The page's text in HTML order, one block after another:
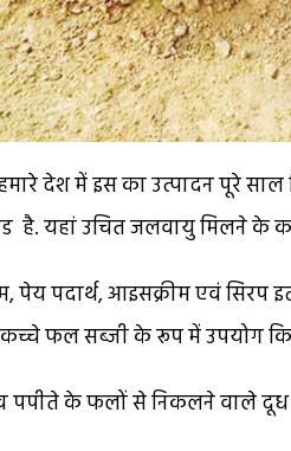
देश में इस का उत्पादन पूरे
है. यहां उचित जलवायु मिलने के
पेय पदार्थ, आइसक्रीम एवं सिरप
कच्चे फल सब्जी के रूप में उपयोग
पपीते के फलों से निकलने वाले दूध